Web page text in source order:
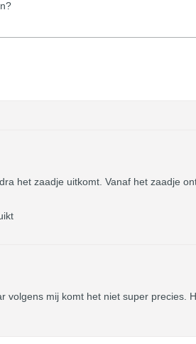
het zaadje uitkomt. Vanaf het zaadje
mij komt het niet super precies.